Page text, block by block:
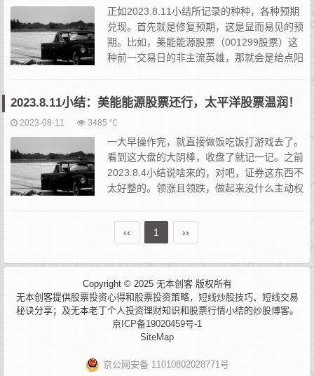
正如2023.8.11小结所记录的种种，各种预期
兑现。首先就是修复预期，这是显而易见的预
期。比如，美能能源股票（001299股票）这
种前一交易日的非主流英雄，那就会是给点阳
2023.8.11小结：美能能源股票还行，太平洋股票温润！
2023-08-11 3485 ℃
一大早操作完，就直接做饭吃饭打游戏去了。
看到这大盘的大阴棒，收盘了就记一记。之前
2023.8.4小结说啥来的，对吧，证券这东西不
太好整的。领涨且领跌，做起来没什么主动权
题里，证券品种的掺入有点像个搅屎棍。东西看着像一回事...
‹‹
1 ››
Copyright © 2025 无本创客 版权所有
无本创客提供股票投资心得和 股票投资策略， 短线炒股技巧、 短线交易
秘诀分享；及无本老丁个人投资理财知识和 股票行情小结的炒股博客。
京ICP备19020459号-1
SiteMap
京公网安备 11010802028771号